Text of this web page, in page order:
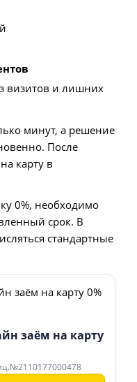
визитов и лишних
минут, а решение
После
карту в
0%, необходимо
срок. В
стандартные
заём на карту